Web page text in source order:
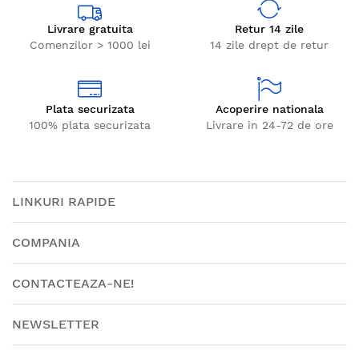
Livrare gratuita
Comenzilor > 1000 lei
Retur 14 zile
14 zile drept de retur
Plata securizata
100% plata securizata
Acoperire nationala
Livrare in 24-72 de ore
LINKURI RAPIDE
COMPANIA
CONTACTEAZA-NE!
NEWSLETTER